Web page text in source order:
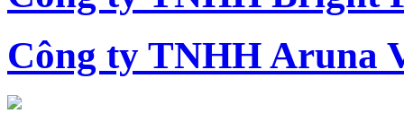
Công ty TNHH Aruna